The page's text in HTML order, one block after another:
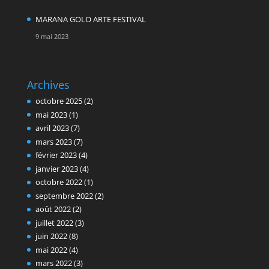
MARANA GOLO ARTE FESTIVAL
9 mai 2023
Archives
octobre 2025(2)
mai 2023(1)
avril 2023(7)
mars 2023(7)
février 2023(4)
janvier 2023(4)
octobre 2022(1)
septembre 2022(2)
août 2022(2)
juillet 2022(3)
juin 2022(8)
mai 2022(4)
mars 2022(3)